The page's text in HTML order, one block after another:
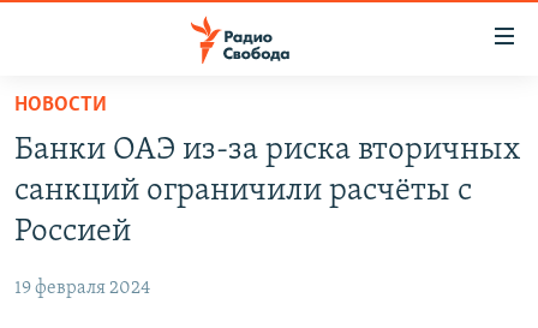
упрощенного
доступа
основному
Вернутся
АВТОРСКИЕ ПРОЕКТЫ
МНЕНИЯ
НОВОСТИ
Банки ОАЭ из-за риска вторичных
санкций ограничили расчёты с
Россией
19 февраля 2024